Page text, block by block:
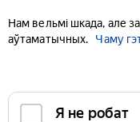
Нам вельмі шкада, але
аўтаматычных.
Чаму
Я не робат